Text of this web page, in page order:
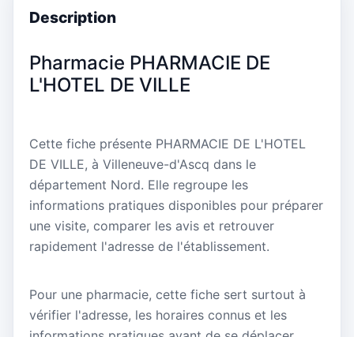
Description
Pharmacie PHARMACIE DE
L'HOTEL DE VILLE
Cette fiche présente PHARMACIE DE L'HOTEL
DE VILLE, à Villeneuve-d'Ascq dans le
département Nord. Elle regroupe les
informations pratiques disponibles pour préparer
une visite, comparer les avis et retrouver
rapidement l'adresse de l'établissement.
Pour une pharmacie, cette fiche sert surtout à
vérifier l'adresse, les horaires connus et les